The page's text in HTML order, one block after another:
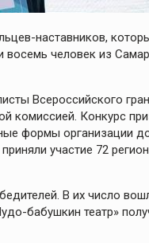
наставников,
восемь человек из
Всероссийского
комиссией. Конкурс
формы организации
участие 72
В их число
бабушкин театр»